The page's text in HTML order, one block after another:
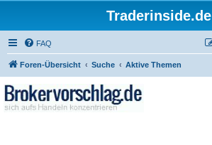
Traderinside.de
FAQ
Foren-Übersicht Suche Aktive Themen